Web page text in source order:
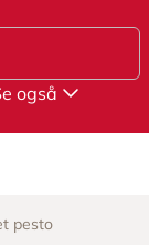
også
pesto